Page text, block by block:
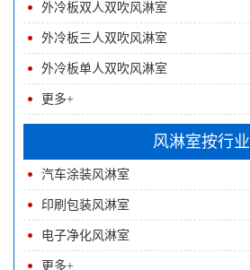
外冷板双人双吹风淋室
外冷板三人双吹风淋室
外冷板单人双吹风淋室
更多+
风淋室按行业
汽车涂装风淋室
印刷包装风淋室
电子净化风淋室
更多+